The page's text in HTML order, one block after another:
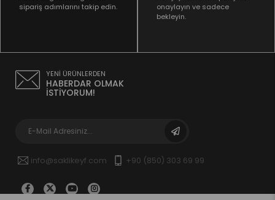
sipariş adımlarını takip edin.
onaylayın ve sadece
bekleyin.
YENİ ÜRÜNLERDEN
HABERDAR OLMAK
İSTİYORUM!
info@saklikeyf.com +90 (850) 303 69 99